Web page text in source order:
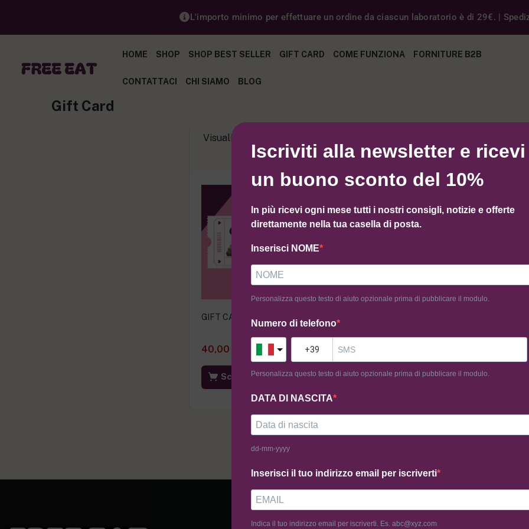
Iscriviti alla newsletter e ricevi
un buono sconto del 10%
In più ricevi ogni mese tutti i nostri consigli, notizie e offerte
direttamente nella tua casella di posta.
Inserisci NOME
Personalizza questo testo di aiuto opzionale prima di pubblicare il modulo.
Numero di telefono
Personalizza questo testo di aiuto opzionale prima di pubblicare il modulo.
DATA DI NASCITA
dd-mm-yyyy
Inserisci il tuo indirizzo email per iscriverti
Indica il tuo indirizzo email per iscriverti. Es. abc@xyz.com
L'importo minimo per effettuare un ordine da ciascun laboratorio è di 29€. |
HOME SHOP SHOP BEST SELLER GIFT CARD COME FUNZIONA FORNITURE B2B
CONTATTACI CHI SIAMO BLOG
Gift Card
Visualizzazione del risultato
GIFT CARD FREE EAT
40,00 200,00€
Scegli l'importo